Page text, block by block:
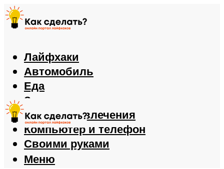
Лайфхаки
Автомобиль
Еда
Здоровье
Игры и развлечения
Компьютер и телефон
Своими руками
Меню